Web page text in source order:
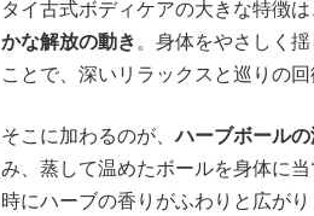
タイ古式ボディケアの大きな特徴は
かな解放の動き 。身体をやさしく
ことで、深いリラックスと巡りの回
そこに加わるのが、ハーブボール
み、蒸して温めたボールを身体に
時にハーブの香りがふわりと広が